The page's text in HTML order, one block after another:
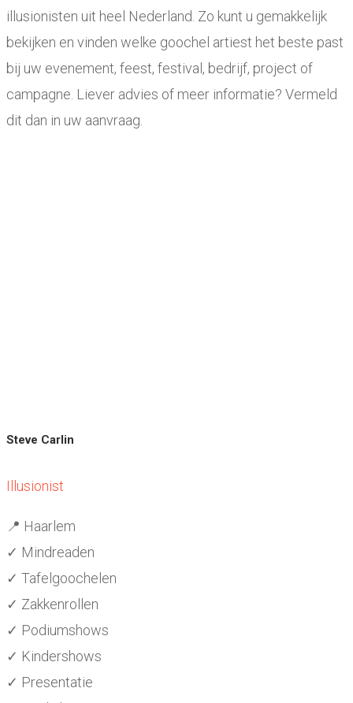
illusionisten uit heel Nederland. Zo kunt u gemakkelijk
bekijken en vinden welke goochel artiest het beste past
bij uw evenement, feest, festival, bedrijf, project of
campagne. Liever advies of meer informatie? Vermeld
dit dan in uw aanvraag.
Steve Carlin
Illusionist
📍 Haarlem
✓ Mindreaden
✓ Tafelgoochelen
✓ Zakkenrollen
✓ Podiumshows
✓ Kindershows
✓ Presentatie